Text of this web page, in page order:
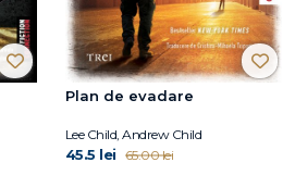
Plan de evadare
Lee Child, Andrew Child
45.5 lei 65.00 lei